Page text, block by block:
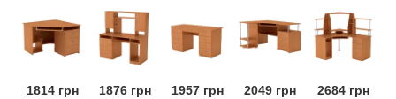
1814 грн 1876 грн 1957 грн 2049 грн 2684 грн